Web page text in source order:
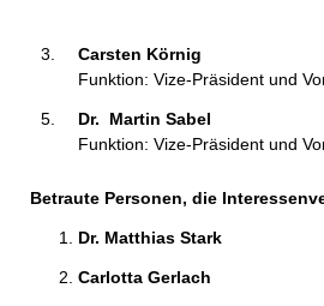
Carsten Körnig
Funktion: Vize-Präsident und
Dr.  Martin Sabel
Funktion: Vize-Präsident und
Betraute Personen, die
Dr. Matthias Stark
Carlotta Gerlach